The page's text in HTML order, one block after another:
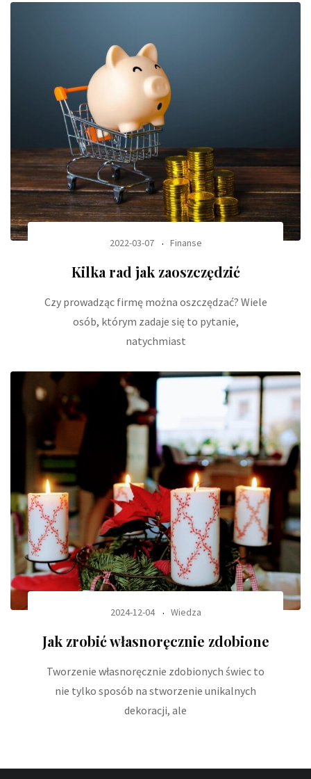
2022-03-07 Finanse
Kilka rad jak zaoszczędzić
Czy prowadząc firmę można oszczędzać? Wiele
osób, którym zadaje się to pytanie,
natychmiast
2024-12-04 Wiedza
Jak zrobić własnoręcznie zdobione
Tworzenie własnoręcznie zdobionych świec to
nie tylko sposób na stworzenie unikalnych
dekoracji, ale